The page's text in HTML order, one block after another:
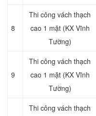
8
Thi công vách thạch
cao 1 mặt (KX Vĩnh
Tường)
9
Thi công vách thạch
cao 1 mặt (KX Vĩnh
Tường)
Thi công vách thạch